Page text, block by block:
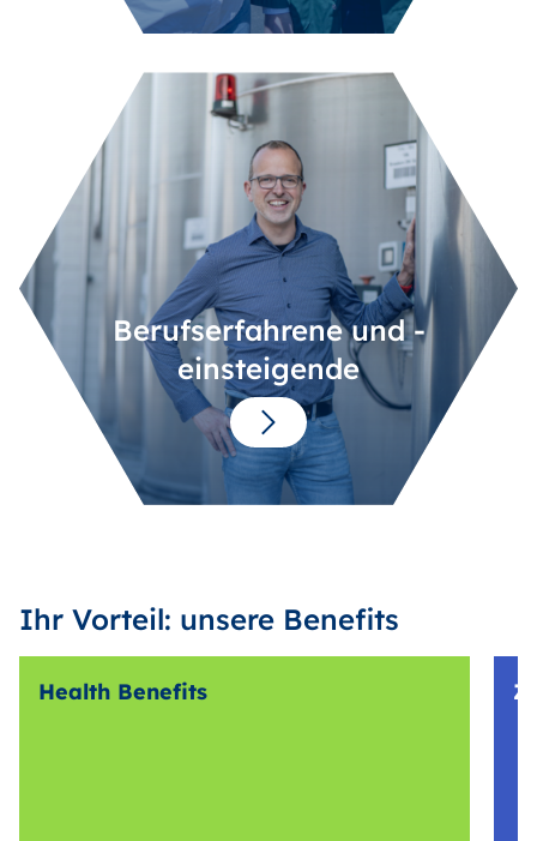
Berufserfahrene und -
einsteigende
Ihr Vorteil: unsere Benefits
Health Benefits